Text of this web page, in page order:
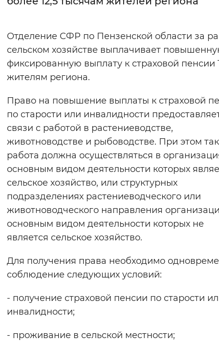
Цвет сайта
Инверсивный
Изображения
Включены Выключены
Воспроизвести Остановить
Вернуть стандартные настройки
Отделение СФР по Пензенской области за
сельском хозяйстве выплачивает
фиксированную выплату к страховой пенсии
жителям региона.
Право на повышение выплаты к страховой
по старости или инвалидности
связи с работой в растениеводстве,
животноводстве и рыбоводстве. При этом
работа должна осуществляться в
основным видом деятельности которых
сельское хозяйство, или структурных
подразделениях растениеводческого или
животноводческого направления
основным видом деятельности которых не
является сельское хозяйство.
Для получения права необходимо
соблюдение следующих условий:
- получение страховой пенсии по старости
инвалидности;
- проживание в сельской местности;